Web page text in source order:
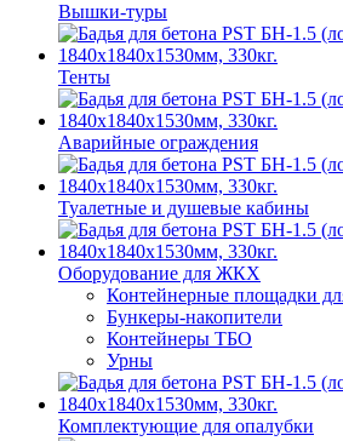
Вышки-туры
Тенты
Аварийные ограждения
Туалетные и душевые кабины
Оборудование для ЖКХ
Контейнерные площадки
Бункеры-накопители
Контейнеры ТБО
Урны
Комплектующие для опалубки